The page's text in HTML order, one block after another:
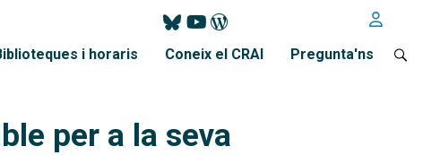
i horaris Coneix el CRAI Pregunta'ns
per a la seva